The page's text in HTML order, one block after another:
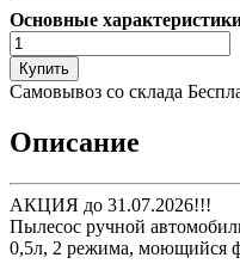
Основные
Купить
Самовывоз со склада
Описание
АКЦИЯ до 31.07.2026!!!
Пылесос ручной
0,5л, 2 режима, моющийся